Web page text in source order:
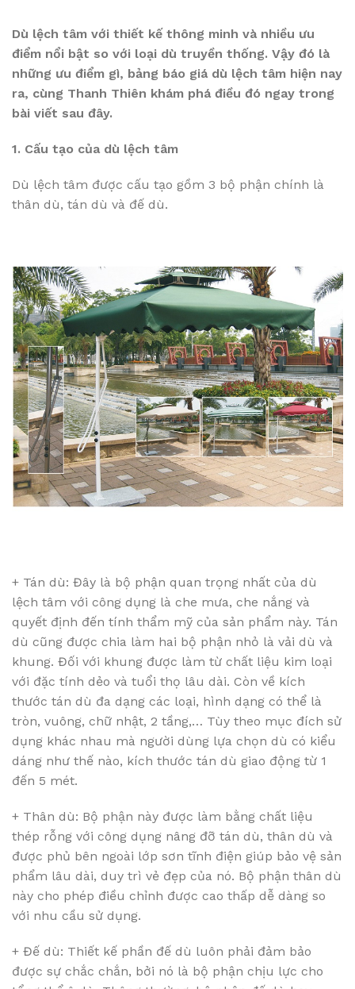
Dù lệch tâm với thiết kế thông minh và nhiều ưu
điểm nổi bật so với loại dù truyền thống. Vậy đó là
những ưu điểm gì, bảng báo giá dù lệch tâm hiện nay
ra, cùng Thanh Thiên khám phá điều đó ngay trong
bài viết sau đây.
1. Cấu tạo của dù lệch tâm
Dù lệch tâm được cấu tạo gồm 3 bộ phận chính là
thân dù, tán dù và đế dù.
+ Tán dù: Đây là bộ phận quan trọng nhất của dù
lệch tâm với công dụng là che mưa, che nắng và
quyết định đến tính thẩm mỹ của sản phẩm này. Tán
dù cũng được chia làm hai bộ phận nhỏ là vải dù và
khung. Đối với khung được làm từ chất liệu kim loại
với đặc tính dẻo và tuổi thọ lâu dài. Còn về kích
thước tán dù đa dạng các loại, hình dạng có thể là
tròn, vuông, chữ nhật, 2 tầng,… Tùy theo mục đích sử
dụng khác nhau mà người dùng lựa chọn dù có kiểu
dáng như thế nào, kích thước tán dù giao động từ 1
đến 5 mét.
+ Thân dù: Bộ phận này được làm bằng chất liệu
thép rỗng với công dụng nâng đỡ tán dù, thân dù và
được phủ bên ngoài lớp sơn tĩnh điện giúp bảo vệ sản
phẩm lâu dài, duy trì vẻ đẹp của nó. Bộ phận thân dù
này cho phép điều chỉnh được cao thấp dễ dàng so
với nhu cầu sử dụng.
+ Đế dù: Thiết kế phần đế dù luôn phải đảm bảo
được sự chắc chắn, bởi nó là bộ phận chịu lực cho